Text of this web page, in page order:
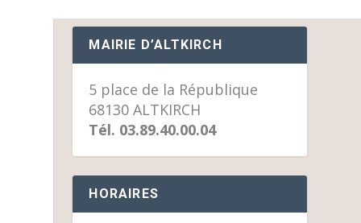
MAIRIE D’ALTKIRCH
5 place de la République
68130 ALTKIRCH
Tél. 03.89.40.00.04
HORAIRES